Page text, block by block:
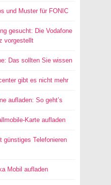
und Muster für FONIC
gesucht: Die Vodafone
vorgestellt
Das sollten Sie wissen
gibt es nicht mehr
aufladen: So geht’s
Karte aufladen
günstiges Telefonieren
Mobil aufladen